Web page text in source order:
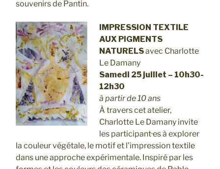
souvenirs de Pantin.
IMPRESSION TEXTILE
AUX PIGMENTS
NATURELSavec Charlotte
Le Damany
Samedi 25 juillet – 10h30-
12h30
à partir de 10 ans
À travers cet atelier,
Charlotte Le Damany invite
les participant·es à explorer
la couleur végétale, le motif et l’impression textile
dans une approche expérimentale. Inspiré par les